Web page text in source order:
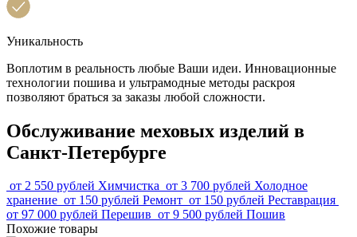
Уникальность
Воплотим в реальность любые Ваши идеи. Инновационные
технологии пошива и ультрамодные методы раскроя
позволяют браться за заказы любой сложности.
Обслуживание меховых изделий в
Санкт-Петербурге
от 2 550 рублей Химчистка от 3 700 рублей Холодное
хранение от 150 рублей Ремонт от 150 рублей Реставрация
от 97 000 рублей Перешив от 9 500 рублей Пошив
Похожие товары